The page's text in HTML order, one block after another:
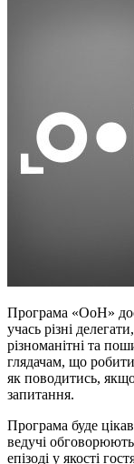
Програма «ОоН»
учась різні
різноманітні та
глядачам, що
як поводитись,
запитання.
Програма буде
ведучі
епізоді у якості